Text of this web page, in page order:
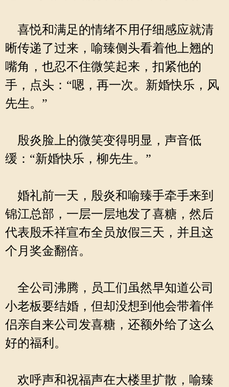
喜悦和满足的情绪不用仔细感应就清
晰传递了过来，喻臻侧头看着他上翘的
嘴角，也忍不住微笑起来，扣紧他的
手，点头：“嗯，再一次。新婚快乐，风
先生。”
殷炎脸上的微笑变得明显，声音低
缓：“新婚快乐，柳先生。”
婚礼前一天，殷炎和喻臻手牵手来到
锦江总部，一层一层地发了喜糖，然后
代表殷禾祥宣布全员放假三天，并且这
个月奖金翻倍。
全公司沸腾，员工们虽然早知道公司
小老板要结婚，但却没想到他会带着伴
侣亲自来公司发喜糖，还额外给了这么
好的福利。
欢呼声和祝福声在大楼里扩散，喻臻